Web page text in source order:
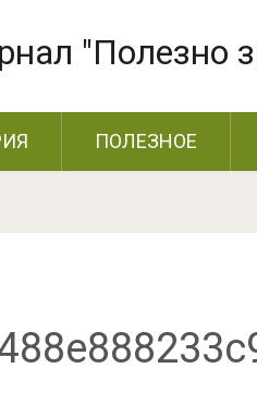
"Полезно
ПОЛЕЗНОЕ